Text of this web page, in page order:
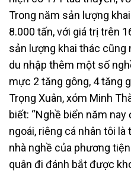
Trong năm sản lượng
8.000 tấn, với giá trị trên
sản lượng khai thác cũng
du nhập thêm một số
mực 2 tăng gông, 4 tăng
Trọng Xuân, xóm Minh
biết: “Nghề biển năm
ngoái, riêng cá nhân tôi
nhà nghề của phương
quân đi đánh bắt được